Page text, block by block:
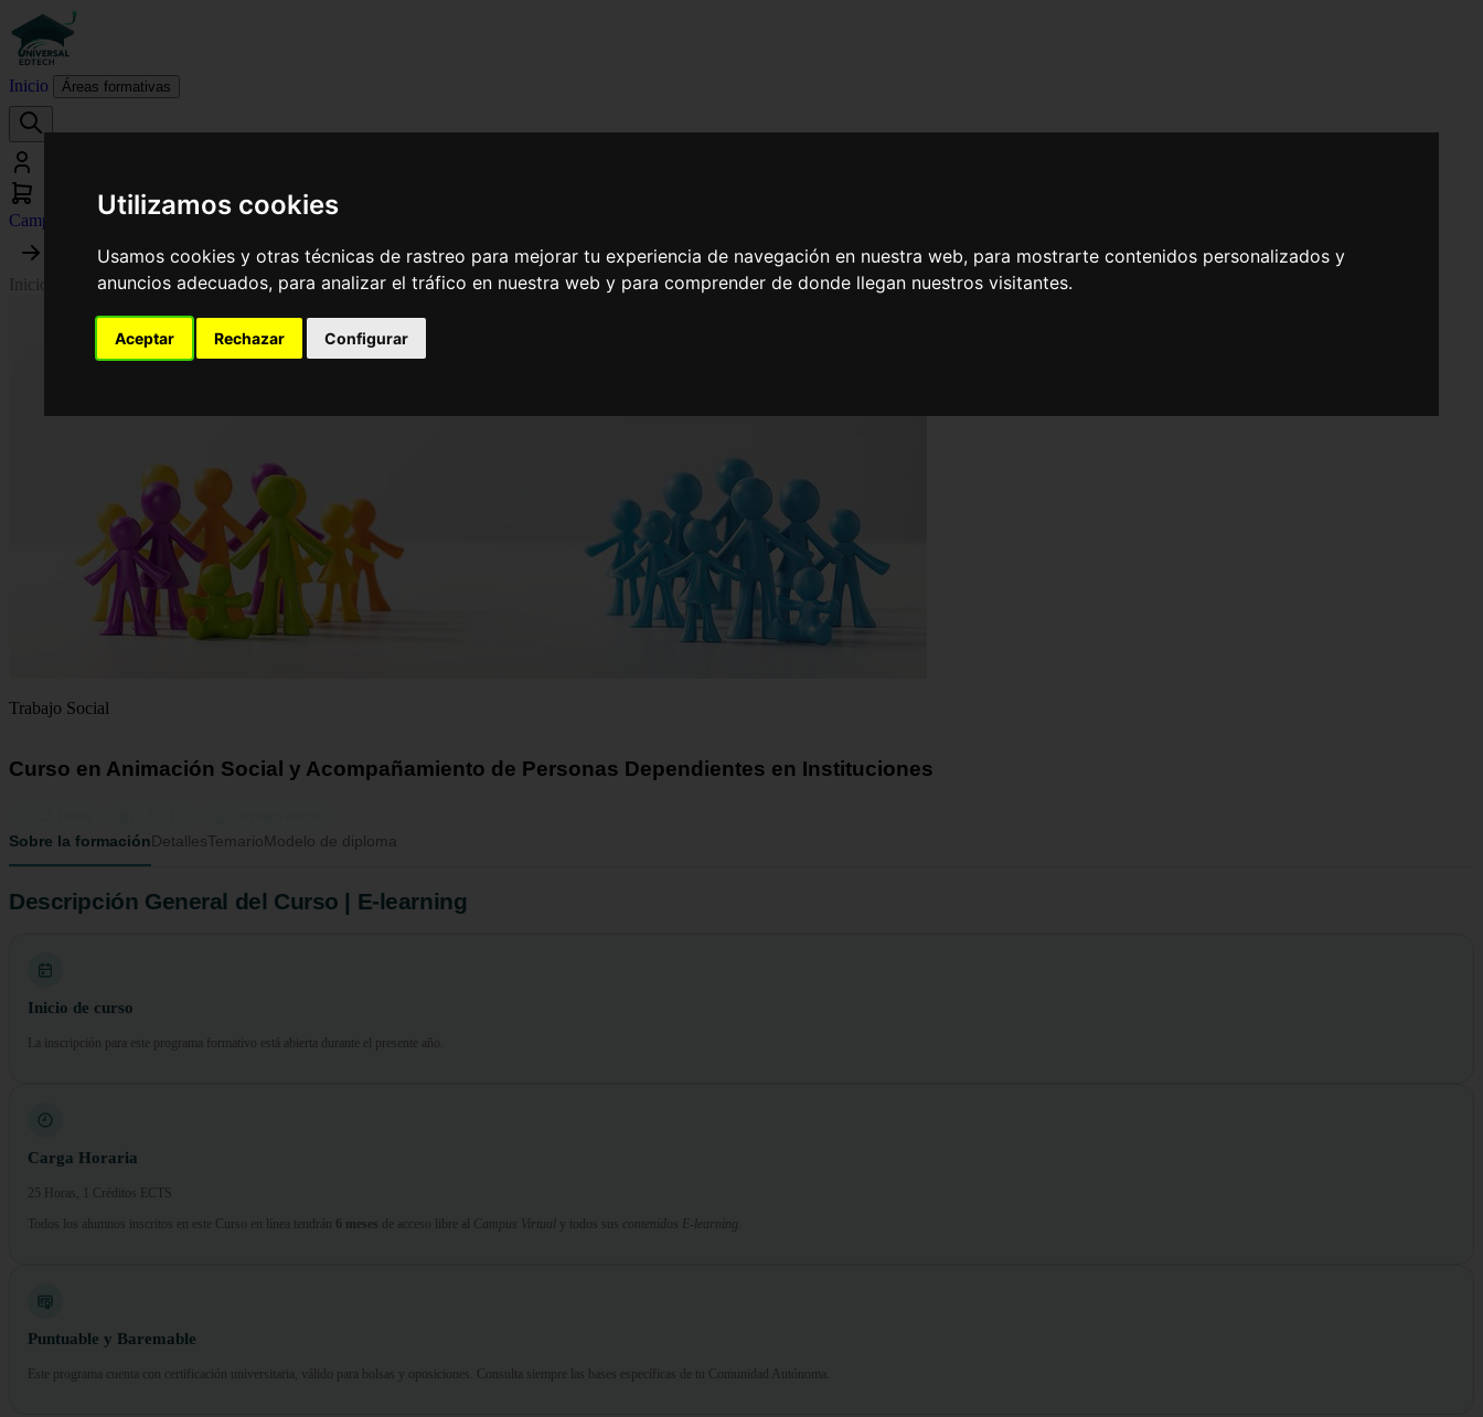
Utilizamos cookies
Usamos cookies y otras técnicas de rastreo para mejorar tu experiencia de navegación en nuestra web, para mostrarte contenidos personalizados y
anuncios adecuados, para analizar el tráfico en nuestra web y para comprender de donde llegan nuestros visitantes.
Aceptar Rechazar Configurar
Inicio Áreas formativas
Campus virtual
Inicio Trabajo Social›Curso en Animación Social y Acompañamiento de Personas Dependientes en Instituciones
Trabajo Social
Curso en Animación Social y Acompañamiento de Personas Dependientes en Instituciones
Sobre la formaciónDetallesTemarioModelo de diploma
Descripción General del Curso | E-learning
Inicio de curso
La inscripción para este programa formativo está abierta durante el presente año.
Carga Horaria
25 Horas, 1 Créditos ECTS
Todos los alumnos inscritos en este Curso en línea tendrán 6 meses de acceso libre al Campus Virtual y todos sus contenidos E-learning.
Puntuable y Baremable
Este programa cuenta con certificación universitaria, válido para bolsas y oposiciones. Consulta siempre las bases específicas de tu Comunidad Autónoma.